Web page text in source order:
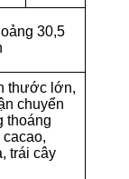
30,5
thước lớn,
chuyển
thoáng
trái cây